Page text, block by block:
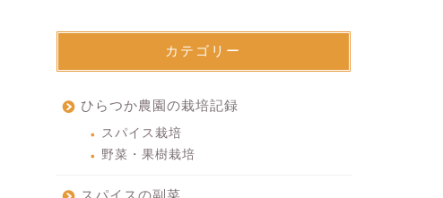
カテゴリー
ひらつか農園の栽培記録
スパイス栽培
野菜・果樹栽培
スパイスの副菜